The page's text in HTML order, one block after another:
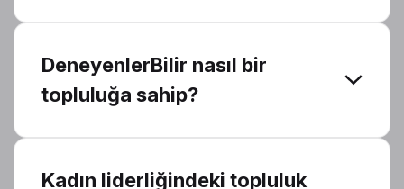
DeneyenlerBilir nasıl bir
topluluğa sahip?
Kadın liderliğindeki topluluk